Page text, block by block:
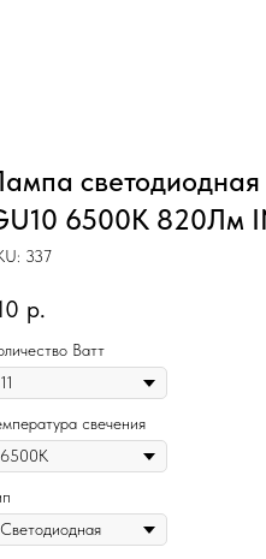
светодиодная
6500К 820Лм
337
р.
Ватт
свечения